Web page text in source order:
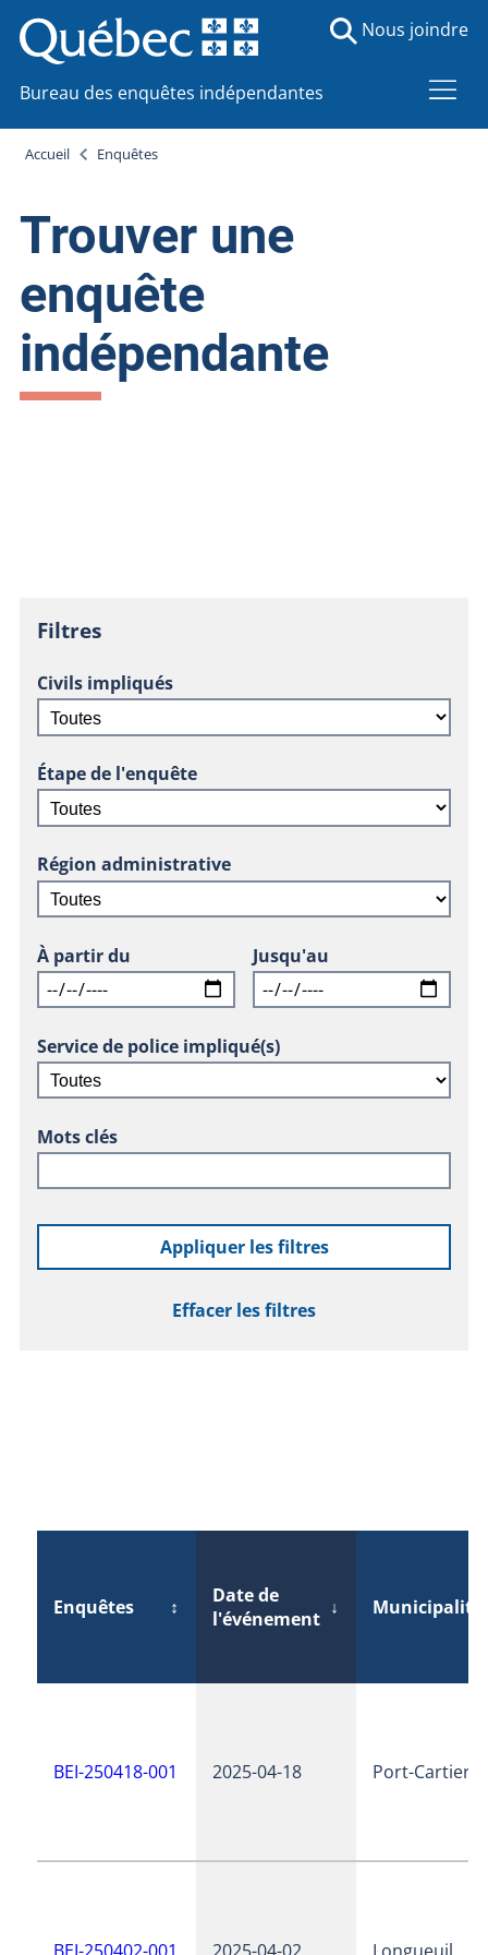
Bureau des enquêtes indépendantes
Nous joindre
Accueil Enquêtes
Trouver une
enquête
indépendante
Filtres
Civils impliqués
Étape de l'enquête
Région administrative
À partir du Jusqu'au
Service de police impliqué(s)
Mots clés
Appliquer les filtres
Effacer les filtres
Enquêtes ↕
Date de
l'événement ↓ Municipalité
BEI-250418-001 2025-04-18 Port-Cartier